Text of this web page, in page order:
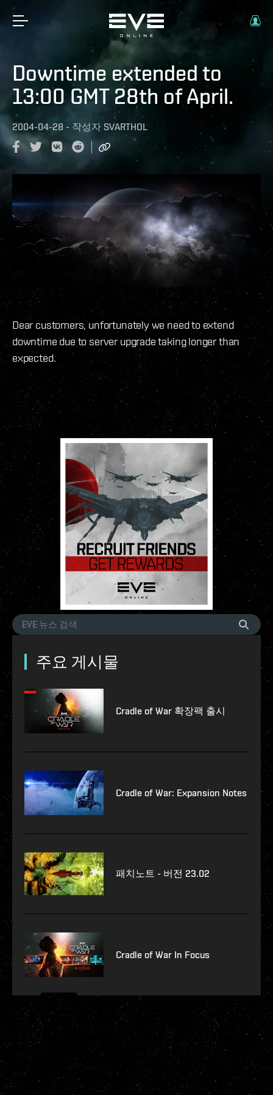
Downtime extended to
13:00 GMT 28th of April.
2004-04-28 - 작성자 SVARTHOL
Dear customers, unfortunately we need to extend
downtime due to server upgrade taking longer than
expected.
주요 게시물
Cradle of War 확장팩 출시
Cradle of War: Expansion Notes
패치노트 - 버전 23.02
Cradle of War In Focus